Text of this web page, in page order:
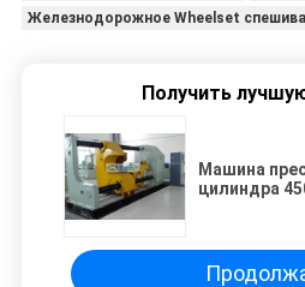
Железнодорожное Wheelset
Получить
Машина
цилиндра